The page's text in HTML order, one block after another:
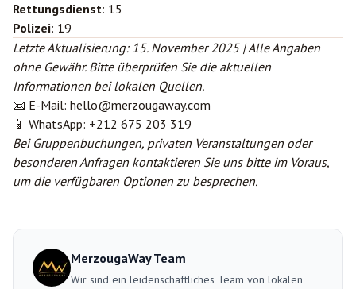
Rettungsdienst: 15
Polizei: 19
Letzte Aktualisierung: 15. November 2025 | Alle Angaben
ohne Gewähr. Bitte überprüfen Sie die aktuellen
Informationen bei lokalen Quellen.
📧 E-Mail: hello@merzougaway.com
📱 WhatsApp: +212 675 203 319
Bei Gruppenbuchungen, privaten Veranstaltungen oder
besonderen Anfragen kontaktieren Sie uns bitte im Voraus,
um die verfügbaren Optionen zu besprechen.
MerzougaWay Team
Wir sind ein leidenschaftliches Team von lokalen